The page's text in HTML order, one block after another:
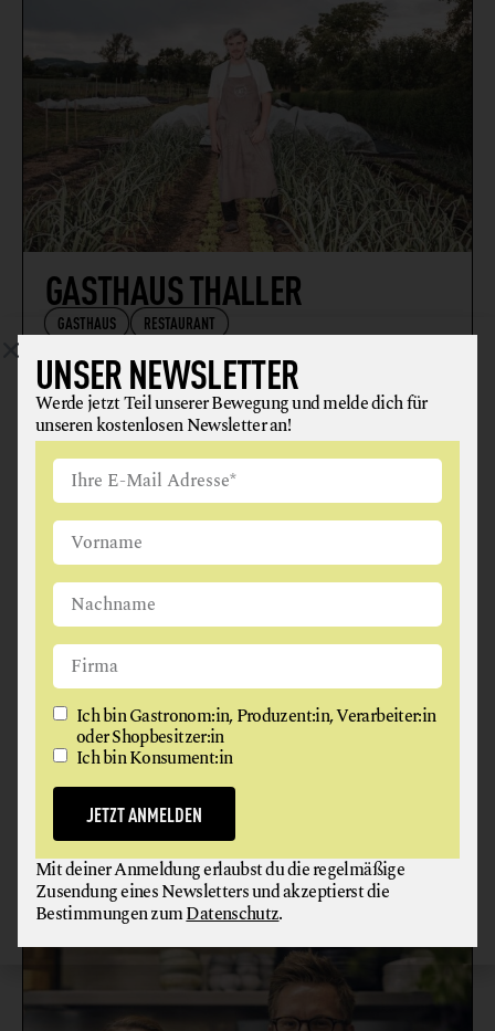
GASTHAUS THALLER
GASTHAUS RESTAURANT
8423 St. Veit am Vogau
BIOHOTEL RUPERTUS
5771 Leogang
UNSER NEWSLETTER
Werde jetzt Teil unserer Bewegung und melde dich für
unseren kostenlosen Newsletter an!
Ich bin Gastronom:in, Produzent:in, Verarbeiter:in
oder Shopbesitzer:in
Ich bin Konsument:in
JETZT ANMELDEN
Mit deiner Anmeldung erlaubst du die regelmäßige
Zusendung eines Newsletters und akzeptierst die
Bestimmungen zumDatenschutz.